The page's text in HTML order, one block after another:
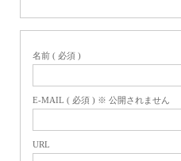
名前 ( 必須 )
E-MAIL ( 必須 ) ※ 公開されません
URL